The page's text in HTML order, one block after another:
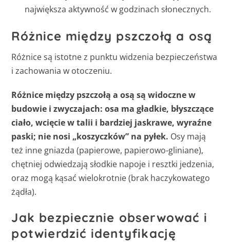
największa aktywność w godzinach słonecznych.
Różnice między pszczołą a osą
Różnice są istotne z punktu widzenia bezpieczeństwa
i zachowania w otoczeniu.
Różnice między pszczołą a osą są widoczne w
budowie i zwyczajach: osa ma gładkie, błyszczące
ciało, wcięcie w talii i bardziej jaskrawe, wyraźne
paski; nie nosi „koszyczków” na pyłek. Osy mają
też inne gniazda (papierowe, papierowo-gliniane),
chętniej odwiedzają słodkie napoje i resztki jedzenia,
oraz mogą kąsać wielokrotnie (brak haczykowatego
żądła).
Jak bezpiecznie obserwować i
potwierdzić identyfikację